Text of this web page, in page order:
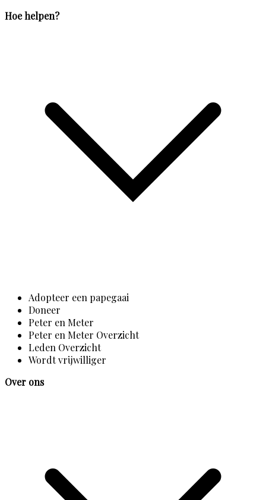
Hoe helpen?
Adopteer een papegaai
Doneer
Peter en Meter
Peter en Meter Overzicht
Leden Overzicht
Wordt vrijwilliger
Over ons